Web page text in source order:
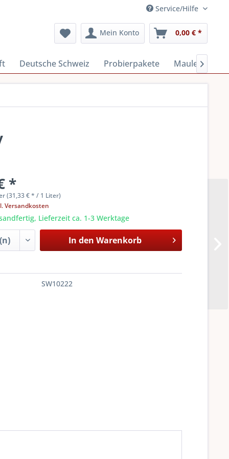
Service/Hilfe
Mein Konto 0,00 € *
Deutsche Schweiz Probierpakete Mauler 1829

*
(31,33 € * / 1 Liter)
Versandkosten
Lieferzeit ca. 1-3 Werktage
In den Warenkorb
SW10222